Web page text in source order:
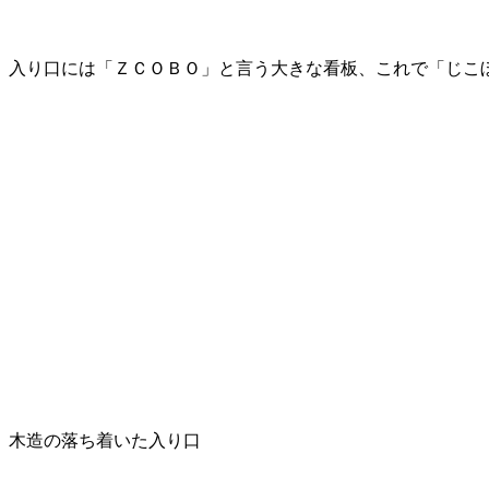
入り口には「ＺＣＯＢＯ」と言う大きな看板、これで「じこ
木造の落ち着いた入り口